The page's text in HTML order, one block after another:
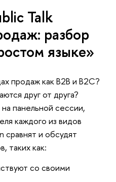
Talk
разбор
языке»
продаж как B2B и B2C?
друг от друга?
панельной сессии,
каждого из видов
сравнят и обсудят
таких как:
со своими